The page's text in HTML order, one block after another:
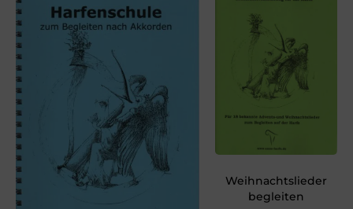
Weihnachtslieder
begleiten